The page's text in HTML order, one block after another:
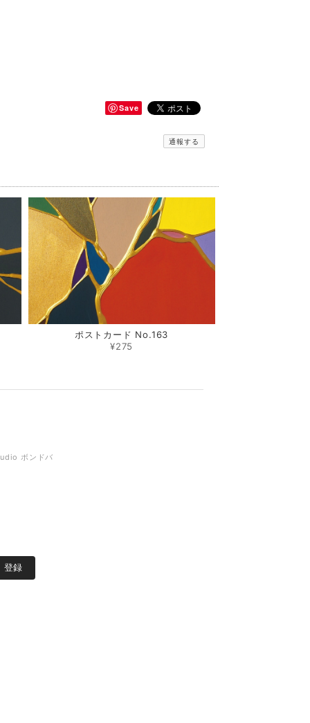
Save
通報する
ポストカード No.163
¥275
ボンドバ
登録